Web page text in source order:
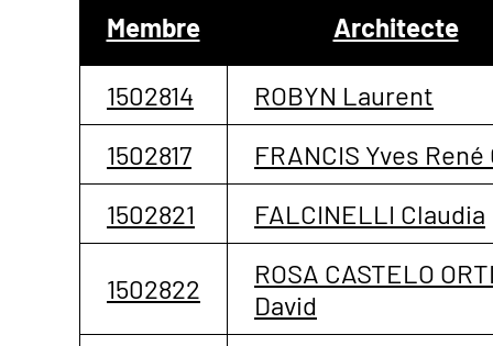
Membre Architecte
1502814
ROBYN Laurent
1502817
FRANCIS Yves René
1502821
FALCINELLI Claudia
1502822
ROSA CASTELO
David